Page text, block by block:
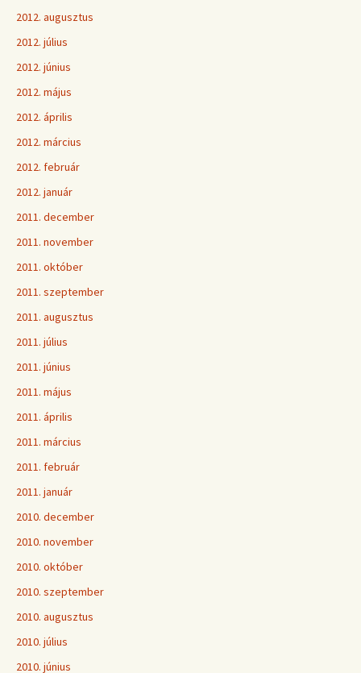
2012. augusztus
2012. július
2012. június
2012. május
2012. április
2012. március
2012. február
2012. január
2011. december
2011. november
2011. október
2011. szeptember
2011. augusztus
2011. július
2011. június
2011. május
2011. április
2011. március
2011. február
2011. január
2010. december
2010. november
2010. október
2010. szeptember
2010. augusztus
2010. július
2010. június